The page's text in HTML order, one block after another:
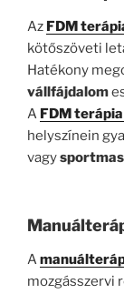
Az FDM
kötőszöveti
Hatékony
vállfájdalom
A FDM
helyszínein
vagy
A
mozgásszervi